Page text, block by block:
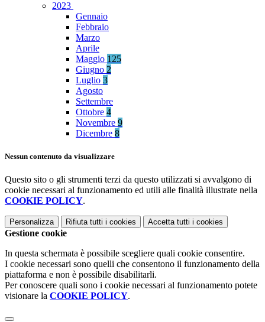
2023
Gennaio
Febbraio
Marzo
Aprile
Maggio 125
Giugno 2
Luglio 3
Agosto
Settembre
Ottobre 4
Novembre 9
Dicembre 8
Nessun contenuto da visualizzare
Questo sito o gli strumenti terzi da questo utilizzati si avvalgono di
cookie necessari al funzionamento ed utili alle finalità illustrate nella
COOKIE POLICY.
Personalizza Rifiuta tutti i cookies Accetta tutti i cookies
Gestione cookie
In questa schermata è possibile scegliere quali cookie consentire.
I cookie necessari sono quelli che consentono il funzionamento della
piattaforma e non è possibile disabilitarli.
Per conoscere quali sono i cookie necessari al funzionamento potete
visionare la COOKIE POLICY.